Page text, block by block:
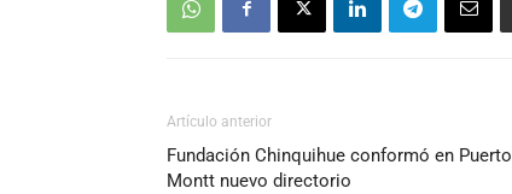
Artículo anterior
Fundación Chinquihue conformó en Puerto
Montt nuevo directorio